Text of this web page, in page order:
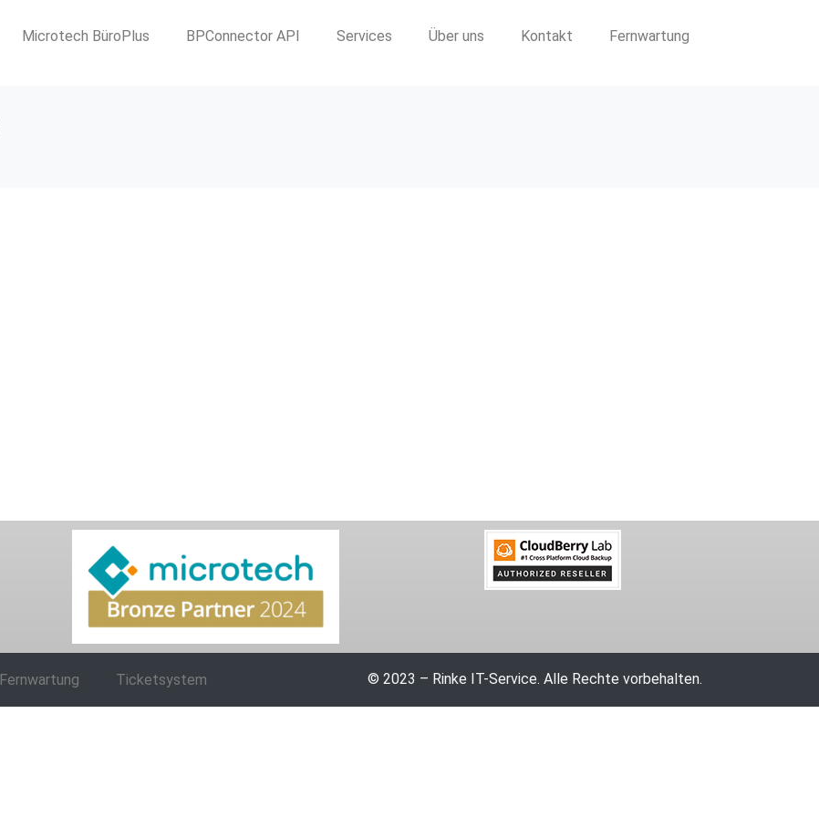
Microtech BüroPlus BPConnector API Services Über uns Kontakt Fernwartung
Fernwartung Ticketsystem © 2023 – Rinke IT-Service. Alle Rechte vorbehalten.